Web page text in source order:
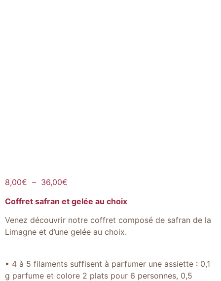
8,00€ – 36,00€
Coffret safran et gelée au choix
Venez découvrir notre coffret composé de safran de la
Limagne et d’une gelée au choix.
• 4 à 5 filaments suffisent à parfumer une assiette : 0,1
g parfume et colore 2 plats pour 6 personnes, 0,5